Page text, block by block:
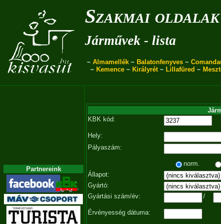
Szakmai oldalak
Járművek - lista
~ Almamellék ~ Balatonfenyves ~
~ Kemence~ Királyrét~ Lillafüred ~
Partnereink
KBK kód:
Hely:
Pályaszám:
norm.
Állapot:
Gyártó:
Gyártási szám/év:
/
Érvényesség dátuma: